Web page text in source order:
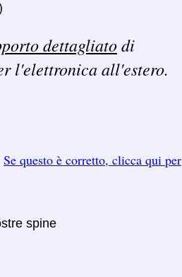
dettagliatodi
l'elettronica all'estero.
Se questo è corretto, clicca qui per
spine